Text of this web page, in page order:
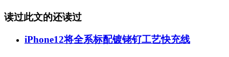
读过此文的还读过
iPhone12将全系标配镀铑钌工艺快充线